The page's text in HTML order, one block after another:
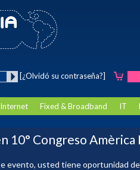
[¿Olvidó su contraseña?]
Internet Fixed & Broadband IT
10° Congreso Amèrica
evento, usted tiene oportunidad